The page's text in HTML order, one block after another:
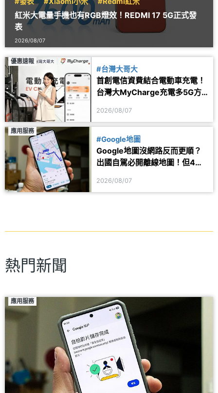
紅米大電量手機也有RGB燈效！REDMI 17 5G正式發
表
2026/08/07
優惠速報
#台灣大哥大
首創電信資費結合電動車充電！
台灣大MyCharge充電多5G方
2026/08/07
應用服務
#Google地圖
Google地圖沒網路反而更順？
出國自駕必開離線地圖！但4項
2026/08/07
熱門新聞
應用服務